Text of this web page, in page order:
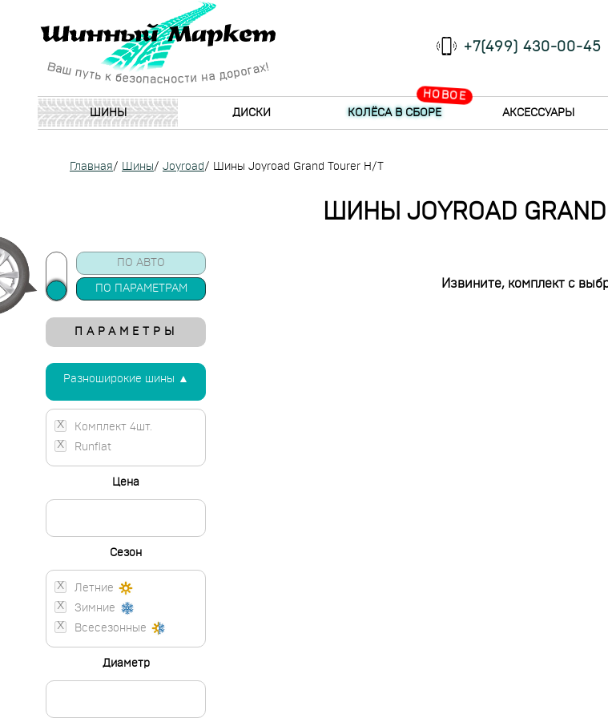
+7(499) 430-00-45
ШИНЫ ДИСКИ
НОВОЕ
КОЛЁСА В СБОРЕ АКСЕССУАРЫ
Главная/ Шины/ Joyroad/ Шины Joyroad Grand Tourer H/T
ШИНЫ JOYROAD GRAND
Извините, комплект с
ПО АВТО
ПО ПАРАМЕТРАМ
ПАРАМЕТРЫ
Разноширокие шины ▲
Комплект 4шт.
Runflat
Цена
Сезон
Летние
Зимние
Всесезонные
Диаметр